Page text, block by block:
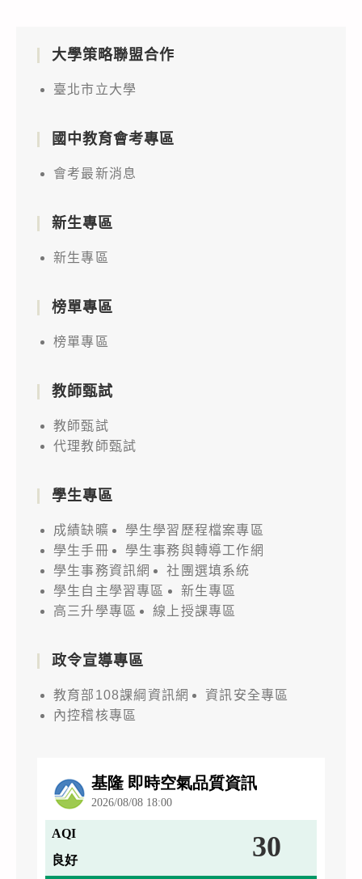
大學策略聯盟合作
臺北市立大學
國中教育會考專區
會考最新消息
新生專區
新生專區
榜單專區
榜單專區
教師甄試
教師甄試
代理教師甄試
學生專區
成績缺曠
學生學習歷程檔案專區
學生手冊
學生事務與轉導工作網
學生事務資訊網
社團選填系統
學生自主學習專區
新生專區
高三升學專區
線上授課專區
政令宣導專區
教育部108課綱資訊網
資訊安全專區
內控稽核專區